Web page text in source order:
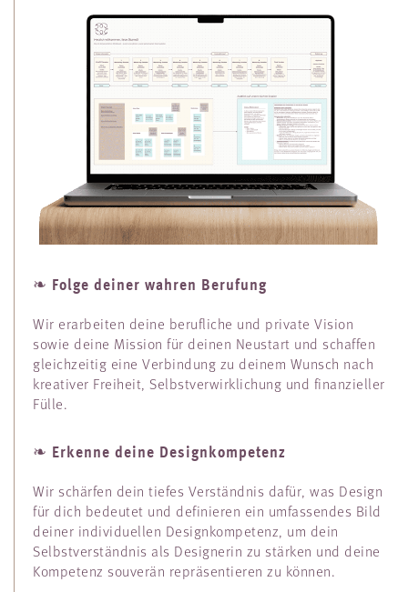
❧ Folge deiner wahren Berufung
Wir erarbeiten deine berufliche und private Vision
sowie deine Mission für deinen Neustart und schaffen
gleichzeitig eine Verbindung zu deinem Wunsch nach
kreativer Freiheit, Selbstverwirklichung und finanzieller
Fülle.
❧ Erkenne deine Designkompetenz
Wir schärfen dein tiefes Verständnis dafür, was Design
für dich bedeutet und definieren ein umfassendes Bild
deiner individuellen Designkompetenz, um dein
Selbstverständnis als Designerin zu stärken und deine
Kompetenz souverän repräsentieren zu können.